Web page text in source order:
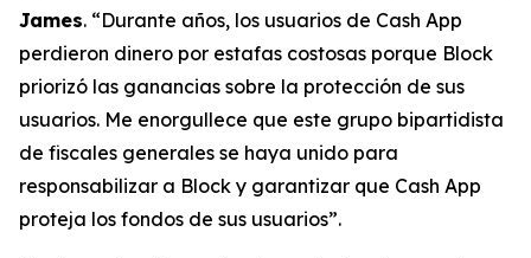
James. “Durante años, los usuarios de Cash App
perdieron dinero por estafas costosas porque Block
priorizó las ganancias sobre la protección de sus
usuarios. Me enorgullece que este grupo bipartidista
de fiscales generales se haya unido para
responsabilizar a Block y garantizar que Cash App
proteja los fondos de sus usuarios”.